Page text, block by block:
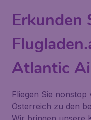
Erkunden
Atlantic
Fliegen Sie
Österreich zu den